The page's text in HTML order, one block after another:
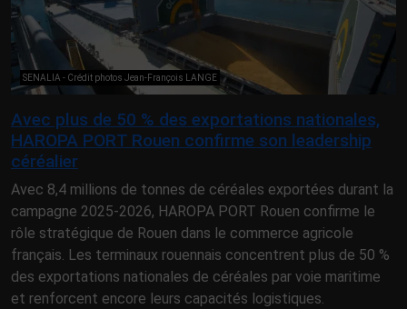
SENALIA - Crédit photos Jean-François LANGE
Avec plus de 50 % des exportations nationales,
HAROPA PORT Rouen confirme son leadership
céréalier
Avec 8,4 millions de tonnes de céréales exportées durant la
campagne 2025-2026, HAROPA PORT Rouen confirme le
rôle stratégique de Rouen dans le commerce agricole
français. Les terminaux rouennais concentrent plus de 50 %
des exportations nationales de céréales par voie maritime
et renforcent encore leurs capacités logistiques.